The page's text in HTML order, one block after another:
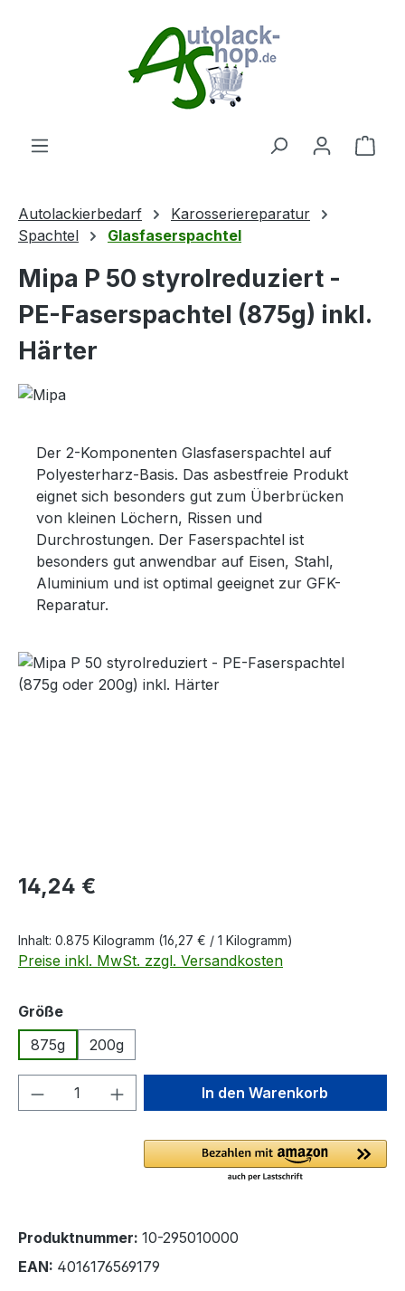
Autolackierbedarf
Karosseriereparatur
Spachtel
Glasfaserspachtel
Mipa P 50 styrolreduziert -
PE-Faserspachtel (875g) inkl.
Härter
Der 2-Komponenten Glasfaserspachtel auf
Polyesterharz-Basis. Das asbestfreie Produkt
eignet sich besonders gut zum Überbrücken
von kleinen Löchern, Rissen und
Durchrostungen. Der Faserspachtel ist
besonders gut anwendbar auf Eisen, Stahl,
Aluminium und ist optimal geeignet zur GFK-
Reparatur.
Bildergalerie überspringen
Regulärer Preis:
14,24 €
Inhalt: 0.875 Kilogramm (16,27 € / 1 Kilogramm)
Preise inkl. MwSt. zzgl. Versandkosten
Größeauswählen
875g
200g
Produkt Anzahl: Gib denIn den Warenkorb
Produktnummer: 10-295010000
EAN: 4016176569179